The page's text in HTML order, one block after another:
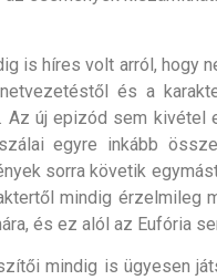
is híres volt arról, hogy
és a
Az új epizód sem kivétel
egyre inkább
sorra követik
mindig érzelmileg
és ez alól az Eufória
mindig is ügyesen